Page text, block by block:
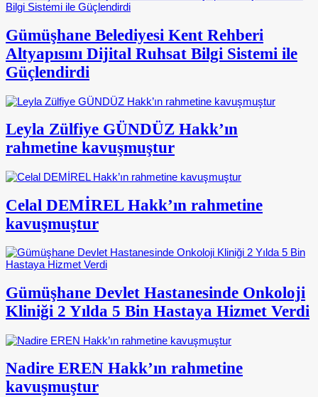
Gümüşhane Belediyesi Kent Rehberi
Altyapısını Dijital Ruhsat Bilgi Sistemi ile
Güçlendirdi
Leyla Zülfiye GÜNDÜZ Hakk’ın
rahmetine kavuşmuştur
Celal DEMİREL Hakk’ın rahmetine
kavuşmuştur
Gümüşhane Devlet Hastanesinde Onkoloji
Kliniği 2 Yılda 5 Bin Hastaya Hizmet Verdi
Nadire EREN Hakk’ın rahmetine
kavuşmuştur